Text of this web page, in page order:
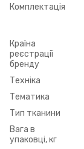
Комплектація
Країна
реєстрації
бренду
Техніка
Тематика
Тип тканини
Вага в
упаковці, кг